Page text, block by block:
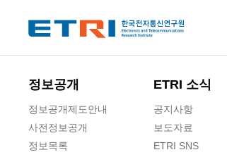
정보공개
정보공개제도안내
사전정보공개
정보목록
ETRI 소식
공지사항
보도자료
ETRI SNS